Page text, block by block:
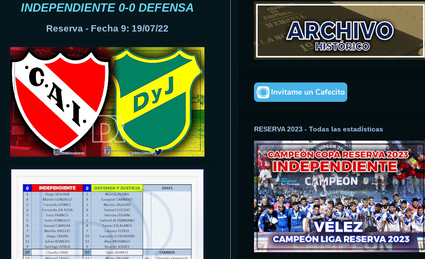
INDEPENDIENTE 0-0 DEFENSA
Reserva - Fecha 9: 19/07/22
RESERVA 2023 - Todas las estadísticas